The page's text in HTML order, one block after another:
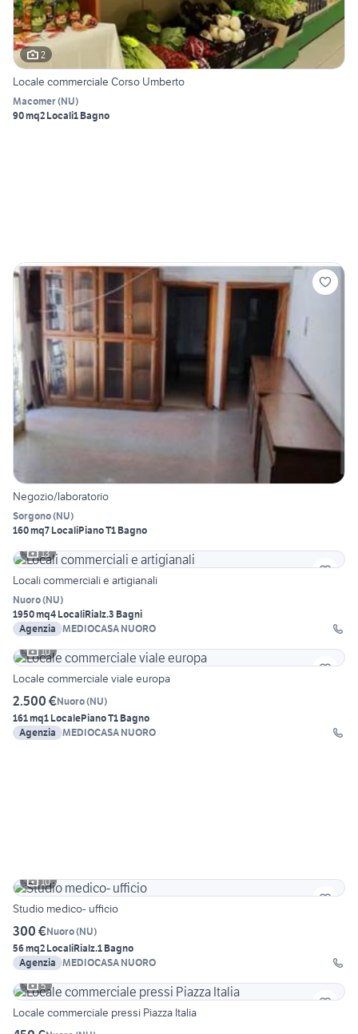
2
Locale commerciale Corso Umberto
Macomer(NU)
90 mq2 Locali1 Bagno
Negozio/laboratorio
Sorgono(NU)
160 mq7 LocaliPiano T1 Bagno
13
Locali commerciali e artigianali
Nuoro(NU)
1950 mq4 LocaliRialz.3 Bagni
Agenzia MEDIOCASA NUORO
10
Locale commerciale viale europa
2.500 €Nuoro(NU)
161 mq1 LocalePiano T1 Bagno
Agenzia MEDIOCASA NUORO
10
Studio medico- ufficio
300 €Nuoro(NU)
56 mq2 LocaliRialz.1 Bagno
Agenzia MEDIOCASA NUORO
5
Locale commerciale pressi Piazza Italia